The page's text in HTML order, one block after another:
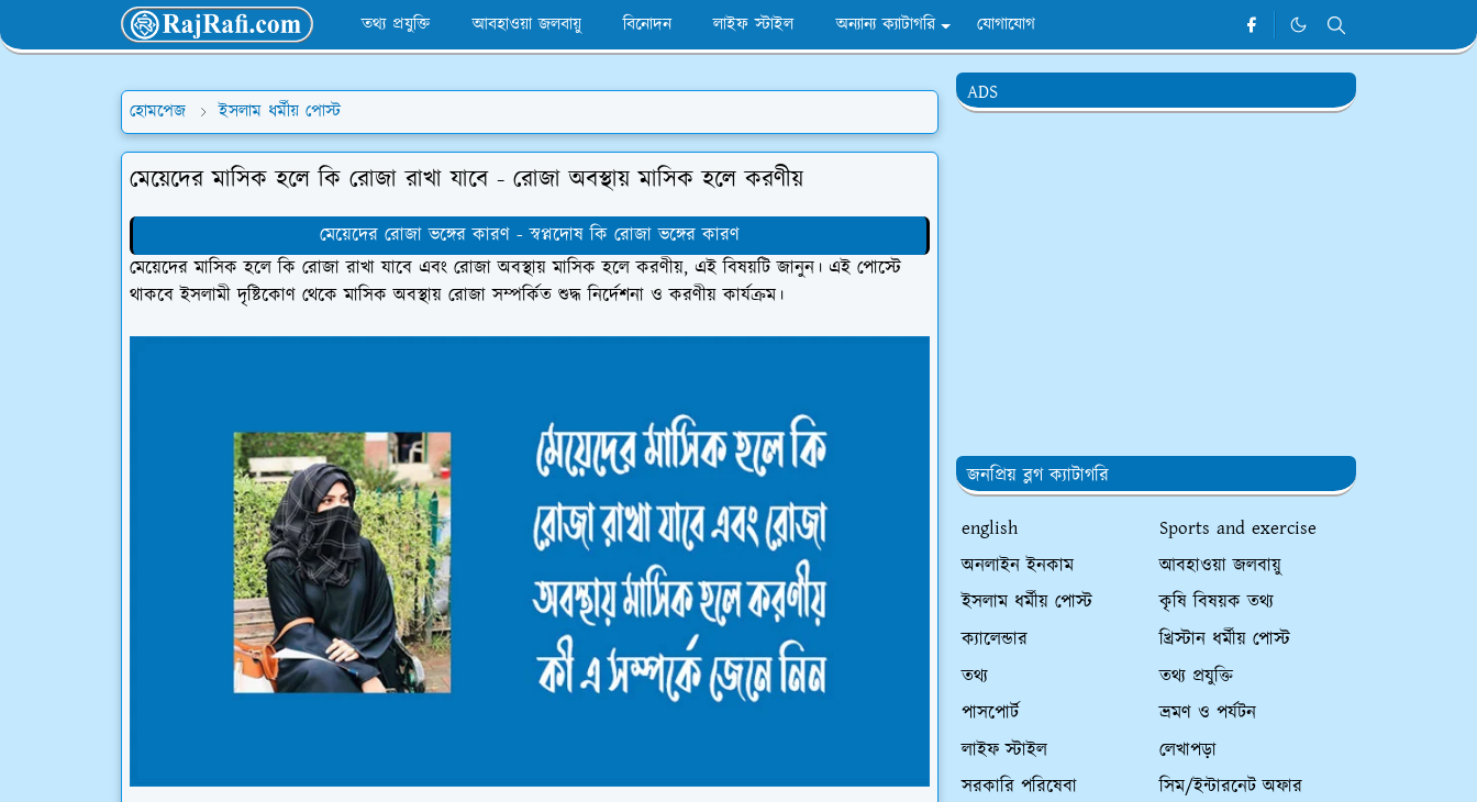
তথ্য প্রযুক্তি আবহাওয়া জলবায়ু বিনোদন লাইফ স্টাইল অন্যান্য ক্যাটাগরি যোগাযোগ
হোমপেজ ইসলাম ধর্মীয় পোস্ট
মেয়েদের মাসিক হলে কি রোজা রাখা যাবে - রোজা অবস্থায় মাসিক হলে করণীয়
মেয়েদের রোজা ভঙ্গের কারণ - স্বপ্নদোষ কি রোজা ভঙ্গের কারণ
মেয়েদের মাসিক হলে কি রোজা রাখা যাবে এবং রোজা অবস্থায় মাসিক হলে করণীয়, এই বিষয়টি জানুন। এই পোস্টে
থাকবে ইসলামী দৃষ্টিকোণ থেকে মাসিক অবস্থায় রোজা সম্পর্কিত শুদ্ধ নির্দেশনা ও করণীয় কার্যক্রম।
ADS
জনপ্রিয় ব্লগ ক্যাটাগরি
english
Sports and exercise
অনলাইন ইনকাম
আবহাওয়া জলবায়ু
ইসলাম ধর্মীয় পোস্ট
কৃষি বিষয়ক তথ্য
ক্যালেন্ডার
খ্রিস্টান ধর্মীয় পোস্ট
তথ্য
তথ্য প্রযুক্তি
পাসপোর্ট
ভ্রমণ ও পর্যটন
লাইফ স্টাইল
লেখাপড়া
সরকারি পরিষেবা
সিম/ইন্টারনেট অফার